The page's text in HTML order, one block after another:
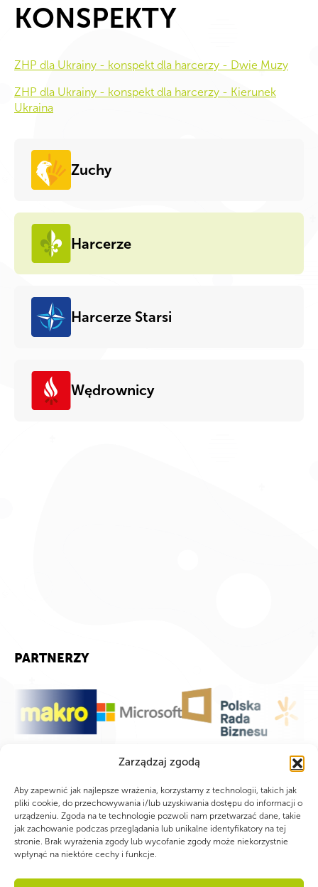
Zarządzaj zgodą
Aby zapewnić jak najlepsze wrażenia, korzystamy z technologii, takich jak
pliki cookie, do przechowywania i/lub uzyskiwania dostępu do informacji o
urządzeniu. Zgoda na te technologie pozwoli nam przetwarzać dane, takie
jak zachowanie podczas przeglądania lub unikalne identyfikatory na tej
stronie. Brak wyrażenia zgody lub wycofanie zgody może niekorzystnie
wpłynąć na niektóre cechy i funkcje.
KONSPEKTY
ZHP dla Ukrainy - konspekt dla harcerzy - Dwie Muzy
ZHP dla Ukrainy - konspekt dla harcerzy - Kierunek
Ukraina
Zuchy
Harcerze
Harcerze Starsi
Wędrownicy
PARTNERZY